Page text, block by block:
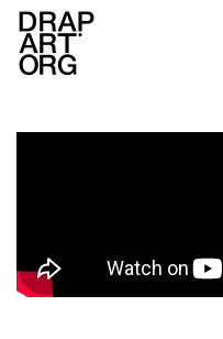
Skip to main content